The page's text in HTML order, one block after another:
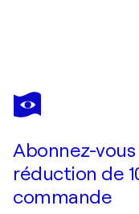
MONTSE BARBERÀ PUJOL
FUN
Abonnez-
réduction de
commande